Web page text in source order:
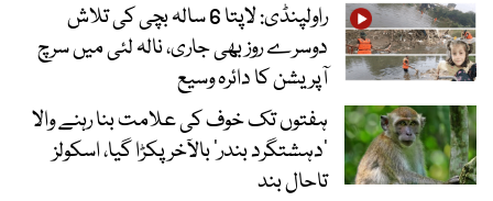
راولپنڈی: لاپتا 6 سالہ بچی کی تلاش
دوسرے روز بھی جاری، نالہ لئی میں سرچ
آپریشن کا دائرہ وسیع
ہفتوں تک خوف کی علامت بنا رہنے والا
‘دہشتگرد بندر’ بالآخر پکڑا گیا، اسکولز
تاحال بند